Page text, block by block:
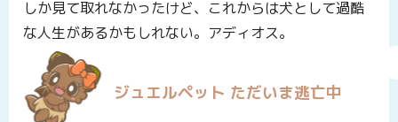
しか見て取れなかったけど、これからは犬として過酷
な人生があるかもしれない。アディオス。
ジュエルペット ただいま逃亡中